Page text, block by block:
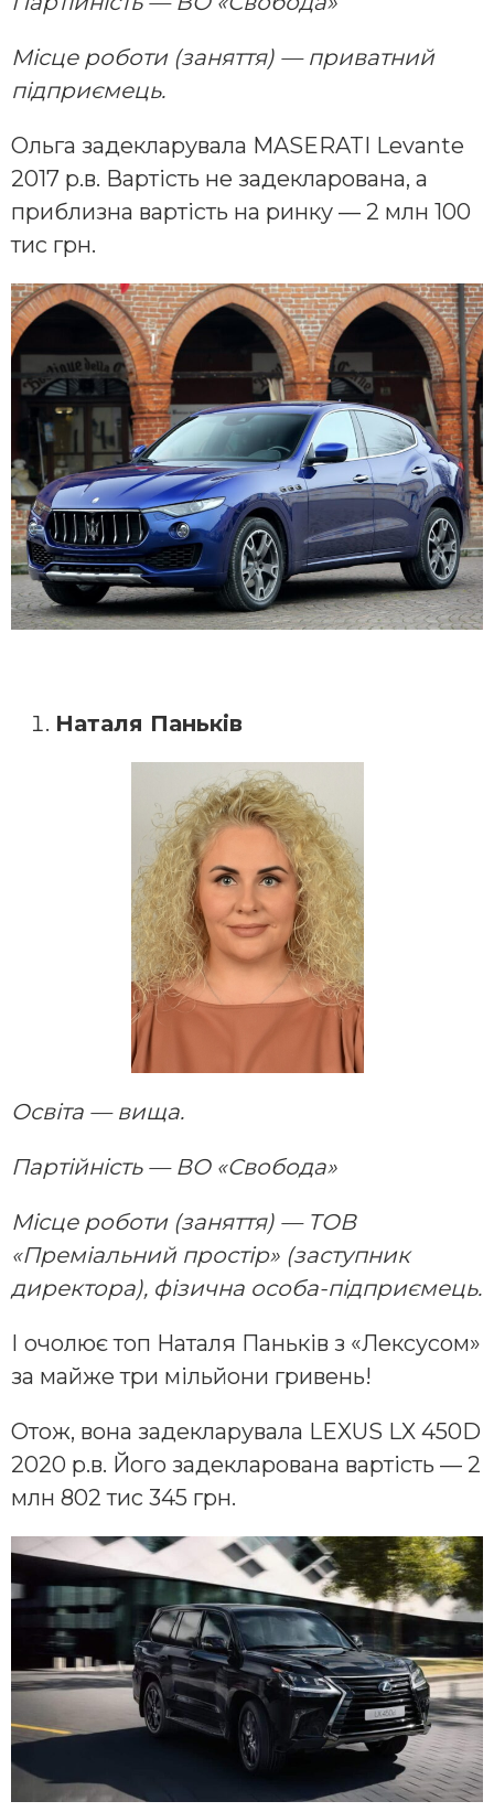
Місце роботи (заняття) — приватний
підприємець.
Ольга задекларувала MASERATI Levante
2017 р.в. Вартість не задекларована, а
приблизна вартість на ринку — 2 млн 100
тис грн.
Наталя Паньків
Освіта — вища.
Партійність — ВО «Свобода»
Місце роботи (заняття) — ТОВ
«Преміальний простір» (заступник
директора), фізична особа-підприємець.
І очолює топ Наталя Паньків з «Лексусом»
за майже три мільйони гривень!
Отож, вона задекларувала LEXUS LX 450D
2020 р.в. Його задекларована вартість — 2
млн 802 тис 345 грн.